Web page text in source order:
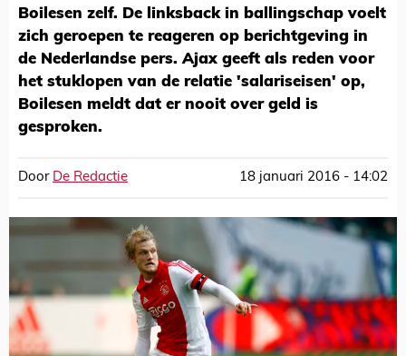
Boilesen zelf. De linksback in ballingschap voelt
zich geroepen te reageren op berichtgeving in
de Nederlandse pers. Ajax geeft als reden voor
het stuklopen van de relatie 'salariseisen' op,
Boilesen meldt dat er nooit over geld is
gesproken.
Door De Redactie 18 januari 2016 - 14:02